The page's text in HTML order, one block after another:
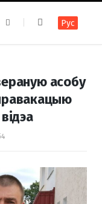
t
a
m
Рус
асобу